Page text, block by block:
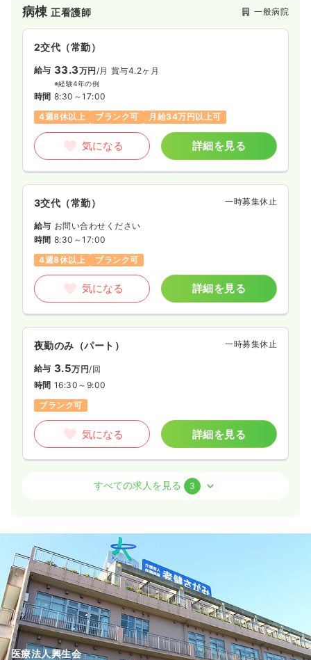
病棟正看護師 一般病院
2交代（常勤）
給与 33.3万円/月 賞与4.2ヶ月
※経験4年の例
時間 8:30～17:00
4週8休以上
ブランク可 月給34万円以上可
気になる 詳細を見る
3交代（常勤） 一時募集休止
給与 お問い合わせください
時間 8:30～17:00
4週8休以上
ブランク可
気になる 詳細を見る
夜勤のみ（パート） 一時募集休止
給与 3.5万円/回
時間 16:30～9:00
ブランク可
気になる 詳細を見る
賞与4.2ヶ月
※経験3年の例
時間 8:30～17:30
4週8休以上
月給28万円以上可
気になる 詳細を見る
すべての求人を見る 3
医療法人興生会